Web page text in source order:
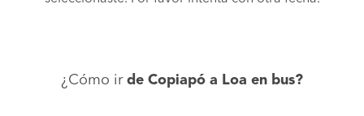
¿Cómo ir de Copiapó a Loa en bus?